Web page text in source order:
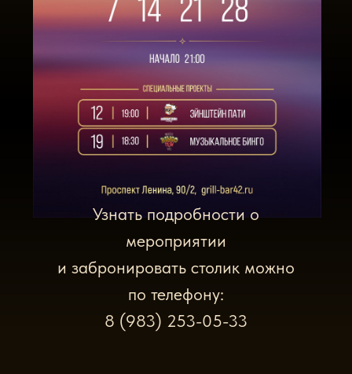
Узнать подробности о
мероприятии
и забронировать столик можно
по телефону:
8 (983) 253-05-33